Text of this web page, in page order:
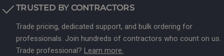
TRUSTED BY CONTRACTORS
Trade pricing, dedicated support, and bulk ordering for
professionals. Join hundreds of contractors who count on us.
Trade professional? Learn more.